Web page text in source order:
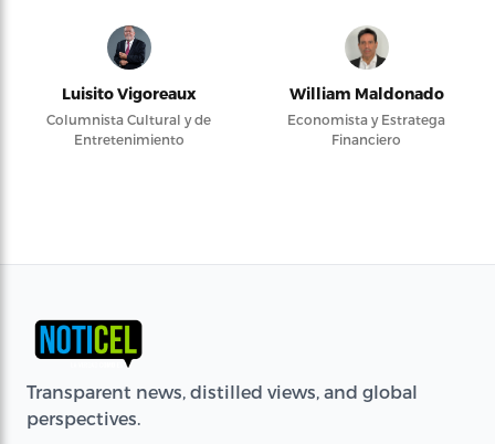
Luisito Vigoreaux
Columnista Cultural y de
Entretenimiento
William Maldonado
Economista y Estratega
Financiero
Transparent news, distilled views, and global
perspectives.